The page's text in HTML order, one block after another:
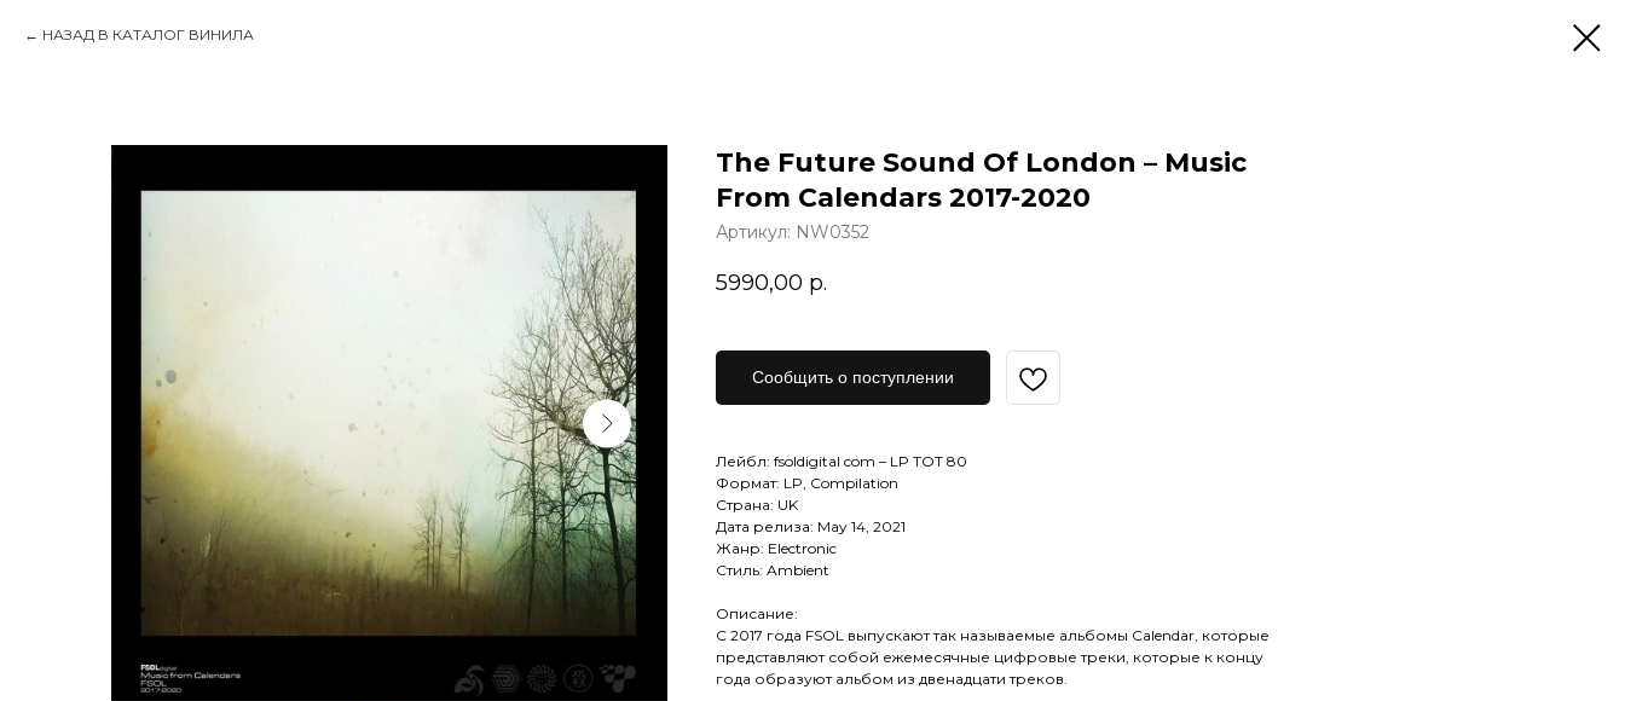
НАЗАД В КАТАЛОГ ВИНИЛА
The Future Sound Of London – Music
From Calendars 2017-2020
Артикул: NW0352
5990,00 р.
Сообщить о поступлении
Лейбл: fsoldigital com – LP TOT 80
Формат: LP, Compilation
Страна: UK
Дата релиза: May 14, 2021
Жанр: Electronic
Стиль: Ambient
Описание:
С 2017 года FSOL выпускают так называемые альбомы Calendar, которые
представляют собой ежемесячные цифровые треки, которые к концу
года образуют альбом из двенадцати треков.